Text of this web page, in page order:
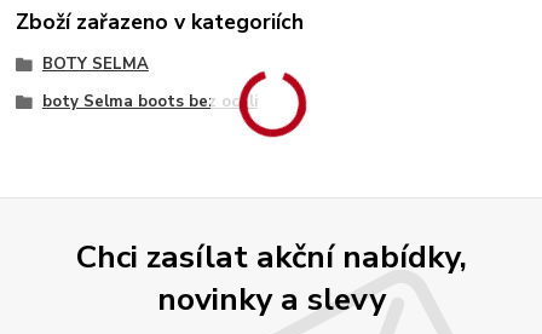
Zboží zařazeno v kategoriích
BOTY SELMA
boty Selma boots bez oceli
Chci zasílat akční nabídky,
novinky a slevy